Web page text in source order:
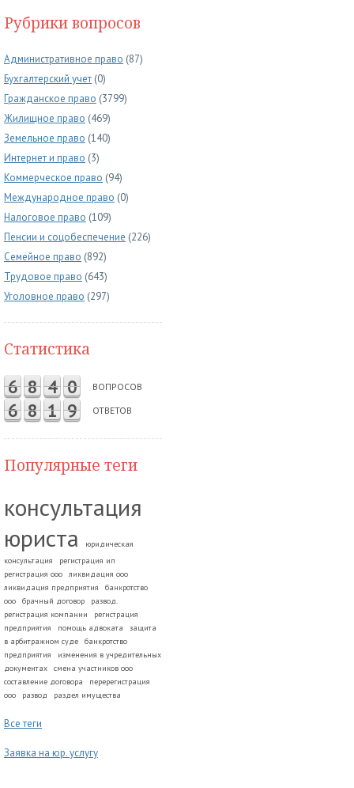
Рубрики вопросов
Административное право (87)
Бухгалтерский учет (0)
Гражданское право (3799)
Жилищное право (469)
Земельное право (140)
Интернет и право (3)
Коммерческое право (94)
Международное право (0)
Налоговое право (109)
Пенсии и соцобеспечение (226)
Семейное право (892)
Трудовое право (643)
Уголовное право (297)
Статистика
6 8 4 0 ВОПРОСОВ
6 8 1 9 ОТВЕТОВ
Популярные теги
консультация
юриста
юридическая
консультация
регистрация ип
регистрация ооо
ликвидация ооо
ликвидация предприятия
банкротство
ооо
брачный договор
развод.
регистрация компании
регистрация
предприятия
помощь адвоката
защита
в арбитражном суде
банкротство
предприятия
изменения в учредительных
документах
смена участников ооо
составление договора
перерегистрация
ооо
развод раздел имущества
Все теги
Заявка на юр. услугу